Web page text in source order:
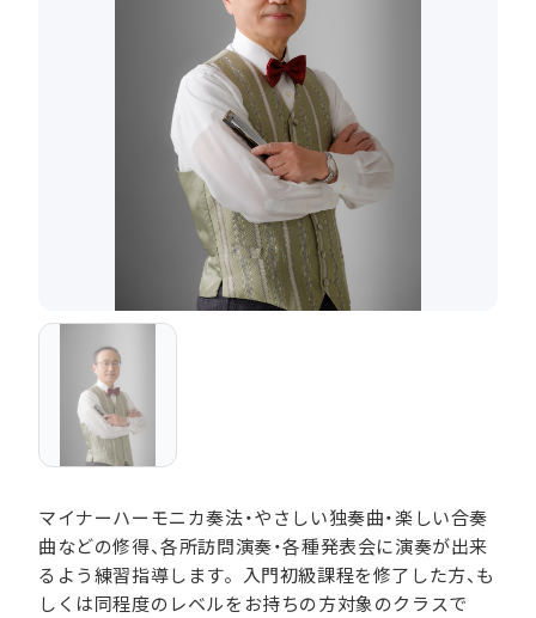
マイナーハーモニカ奏法・やさしい独奏曲・楽しい合奏
曲などの修得、各所訪問演奏・各種発表会に演奏が出来
るよう練習指導します。入門初級課程を修了した方、も
しくは同程度のレベルをお持ちの方対象のクラスで